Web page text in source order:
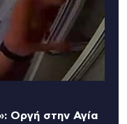
Οργή στην Αγία